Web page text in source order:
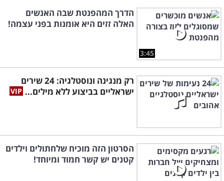
3:45
הדרך המהפנטת שבה האנשים
האלה זזים היא אומנות בפני עצמה!
רק מנגינה ונוסטלגיה: 24 שירים
ישראליים בביצוע ללא מילים...
הסרטון הזה מוכיח שלחתולים וילדים
קטנים יש קשר חמוד ומיוחד!